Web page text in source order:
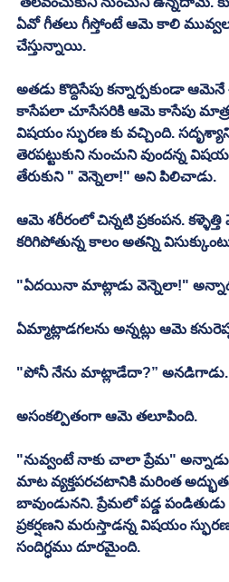
ఏవో గీతలు గీస్తోంటే ఆమె కాలి
చేస్తున్నాయి.
అతడు కొద్దిసేపు కన్నార్పకుండా ఆమెనే
కాసేపలా చూసేసరికి ఆమె కాసేపు
విషయం స్ఫురణ కు వచ్చింది.
తెరపట్టుకుని నుంచుని వుందన్న
తేరుకుని " వెన్నెలా!" అని పిలిచాడు.
ఆమె శరీరంలో చిన్నటి ప్రకంపన.
కరిగిపోతున్న కాలం అతన్ని
"ఏదయినా మాట్లాడు వెన్నెలా!"
ఏమ్మాట్లాడగలను అన్నట్లు ఆమె
"పోనీ నేను మాట్లాడేదా?” అనడిగాడు.
అసంకల్పితంగా ఆమె తలూపింది.
"నువ్వంటే నాకు చాలా ప్రేమ"
మాట వ్యక్తపరచటానికి మరింత
బావుండునని. ప్రేమలో పడ్డ
ప్రకర్షణని మరుస్తాడన్న విషయం
సందిగ్ధము దూరమైంది.